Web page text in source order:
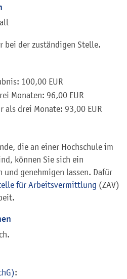
bei der zuständigen Stelle.
100,00 EUR
Monaten: 96,00 EUR
als drei Monate: 93,00 EUR
die an einer Hochschule im
können Sie sich ein
genehmigen lassen. Dafür
für Arbeitsvermittlung (ZAV)
: